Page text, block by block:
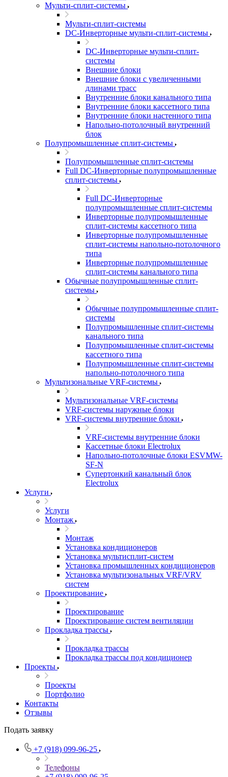
Мульти-сплит-системы
Мульти-сплит-системы
DC-Инверторные мульти-сплит-системы
DC-Инверторные мульти-сплит-
системы
Внешние блоки
Внешние блоки с увеличенными
длинами трасс
Внутренние блоки канального типа
Внутренние блоки кассетного типа
Внутренние блоки настенного типа
Напольно-потолочный внутренний
блок
Полупромышленные сплит-системы
Полупромышленные сплит-системы
Full DC-Инверторные полупромышленные
сплит-системы
Full DC-Инверторные
полупромышленные сплит-системы
Инверторные полупромышленные
сплит-системы кассетного типа
Инверторные полупромышленные
сплит-системы напольно-потолочного
типа
Инверторные полупромышленные
сплит-системы канального типа
Обычные полупромышленные сплит-
системы
Обычные полупромышленные сплит-
системы
Полупромышленные сплит-системы
канального типа
Полупромышленные сплит-системы
кассетного типа
Полупромышленные сплит-системы
напольно-потолочного типа
Мультизональные VRF-системы
Мультизональные VRF-системы
VRF-системы наружные блоки
VRF-системы внутренние блоки
VRF-системы внутренние блоки
Кассетные блоки Electrolux
Напольно-потолочные блоки ESVMW-
SF-N
Супертонкий канальный блок
Electrolux
Услуги
Услуги
Монтаж
Монтаж
Установка кондиционеров
Установка мультисплит-систем
Установка промышленных кондиционеров
Установка мультизональных VRF/VRV
систем
Проектирование
Проектирование
Проектирование систем вентиляции
Прокладка трассы
Прокладка трассы
Прокладка трассы под кондиционер
Проекты
Проекты
Портфолио
Контакты
Отзывы
Подать заявку
+7 (918) 099-96-25
Телефоны